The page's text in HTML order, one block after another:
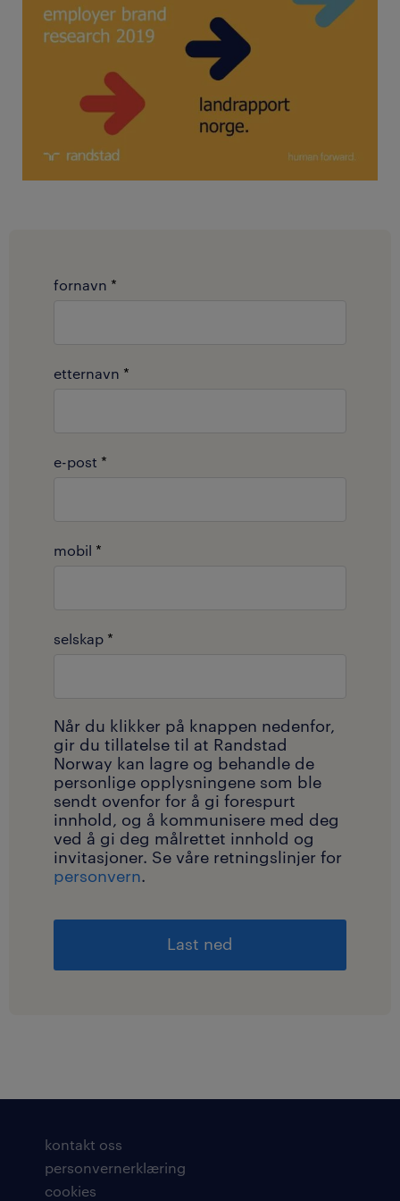
fornavn *
etternavn *
e-post *
mobil *
selskap *
Når du klikker på knappen nedenfor,
gir du tillatelse til at Randstad
Norway kan lagre og behandle de
personlige opplysningene som ble
sendt ovenfor for å gi forespurt
innhold, og å kommunisere med deg
ved å gi deg målrettet innhold og
invitasjoner. Se våre retningslinjer for
personvern.
kontakt oss
personvernerklæring
cookies